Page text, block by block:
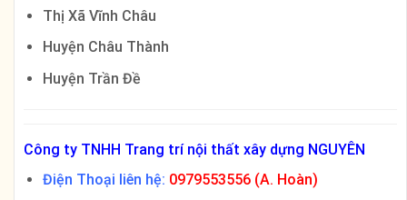
Thị Xã Vĩnh Châu
Huyện Châu Thành
Huyện Trần Đề
Công ty TNHH Trang trí nội thất xây dựng NGUYÊN
Điện Thoại liên hệ: 0979553556 (A. Hoàn)